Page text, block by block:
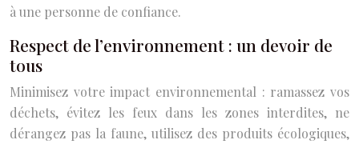
à une personne de confiance.
Respect de l’environnement : un devoir de
tous
Minimisez votre impact environnemental : ramassez vos
déchets, évitez les feux dans les zones interdites, ne
dérangez pas la faune, utilisez des produits écologiques,